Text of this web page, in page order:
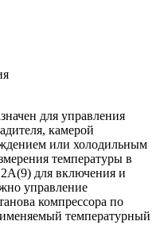
для управления
камерой
или холодильным
температуры в
для включения и
управление
компрессора по
температурный